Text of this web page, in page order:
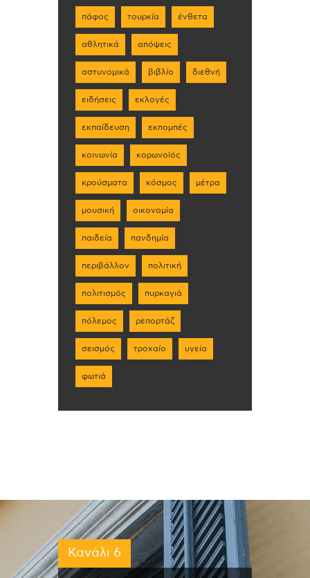
πάφος τουρκία ένθετα
αθλητικά απόψεις
αστυνομικά βιβλίο διεθνή
ειδήσεις εκλογές
εκπαίδευση εκπομπές
κοινωνία κορωνοϊός
κρούσματα κόσμος μέτρα
μουσική οικονομία
παιδεία πανδημία
περιβάλλον πολιτική
πολιτισμός πυρκαγιά
πόλεμος ρεπορτάζ
σεισμός τροχαίο υγεία
φωτιά
Κανάλι 6